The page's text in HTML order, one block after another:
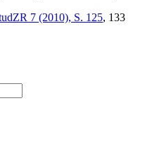
7 (2010), S. 125, 133